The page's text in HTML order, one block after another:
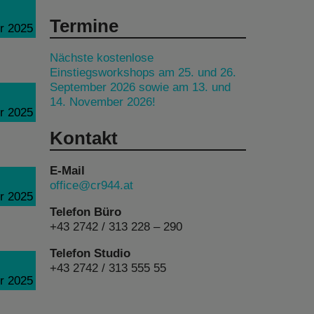
2025
2025
2025
2025
Termine
Nächste kostenlose
Einstiegsworkshops am 25. und 26.
September 2026 sowie am 13. und
14. November 2026!
Kontakt
E-Mail
office@cr944.at
Telefon Büro
+43 2742 / 313 228 – 290
Telefon Studio
+43 2742 / 313 555 55